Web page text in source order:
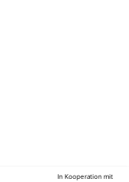
In Kooperation mit